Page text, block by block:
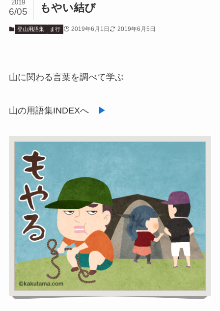
もやい結び
2019
6/05
登山用語集 ま行 2019年6月1日 2019年6月5日
山に関わる言葉を調べて学ぶ
山の用語集INDEXへ ▶